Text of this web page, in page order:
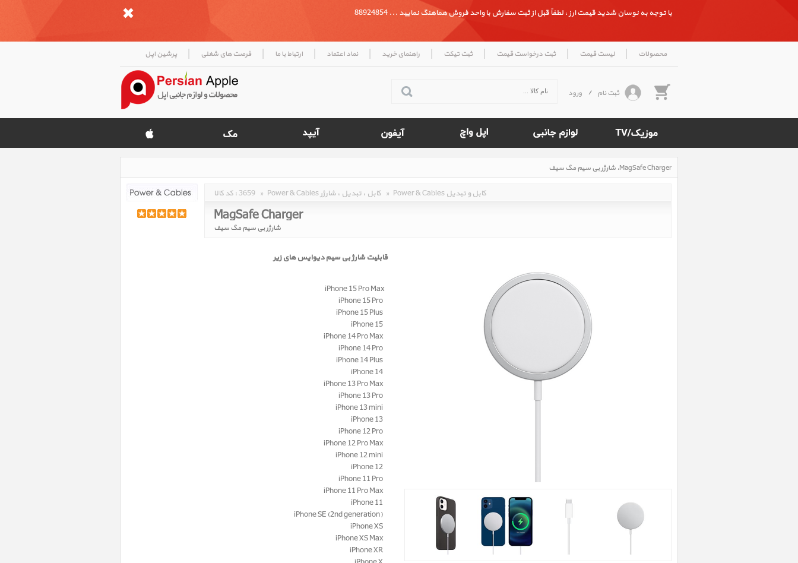
با توجه به نوسان شدید قیمت ارز ، لطفاً قبل از ثبت سفارش با واحد فروش هماهنگ نمایید ... 88924854
محصولات | لیست قیمت | ثبت درخواست قیمت | ثبت تیکت | راهنمای خرید | نماد اعتماد | ارتباط با ما | فرصت های شغلی | پرشین اپل
ثبت نام / ورود
MagSafe Charger، شارژر بی سیم مگ سیف
Rated
کد کالا : 3659 » Power & Cables کابل ، تبدیل ، شارژر » Power & Cables کابل و تبدیل
MagSafe Charger
شارژر بی سیم مگ سیف
قابلیت شارژ بی سیم دیوایس های زیر